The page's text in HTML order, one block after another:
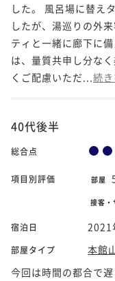
した。 風呂場に替え
したが、湯巡りの外
ティと一緒に廊下に
は、量質共申し分な
くご配慮いただ... 続
40代後半
総合点
項目別評価 部屋
接客・
宿泊日 2021
部屋タイプ
本館
今回は時間の都合で